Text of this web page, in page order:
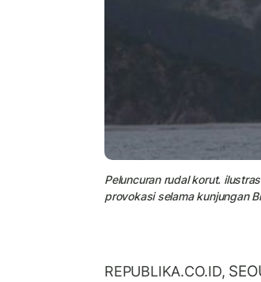
Peluncuran rudal korut.
provokasi selama kunjungan
REPUBLIKA.CO.ID,